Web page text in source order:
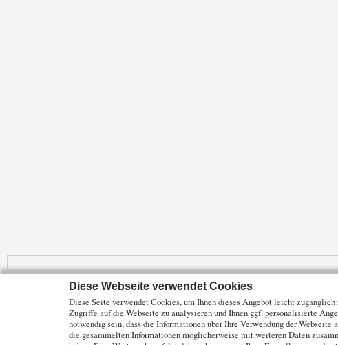
Diese Webseite verwendet Cookies
Diese Seite verwendet Cookies, um Ihnen dieses Angebot leicht
Zugriffe auf die Webseite zu analysieren und Ihnen ggf. personalisierte
notwendig sein, dass die Informationen über Ihre Verwendung der Webseite
die gesammelten Informationen möglicherweise mit weiteren Daten
Mehr Marktdaten und Kurse finden Sie aufwww.finanztreff.de
Wirtschaft
ETF Fonds
Optionsscheine
Rohstoffe